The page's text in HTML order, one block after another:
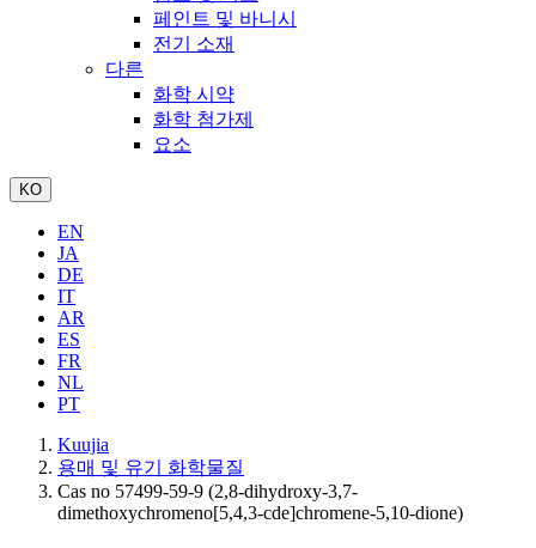
페인트 및 바니시
전기 소재
다른
화학 시약
화학 첨가제
요소
KO
EN
JA
DE
IT
AR
ES
FR
NL
PT
Kuujia
용매 및 유기 화학물질
Cas no 57499-59-9 (2,8-dihydroxy-3,7-
dimethoxychromeno[5,4,3-cde]chromene-5,10-dione)